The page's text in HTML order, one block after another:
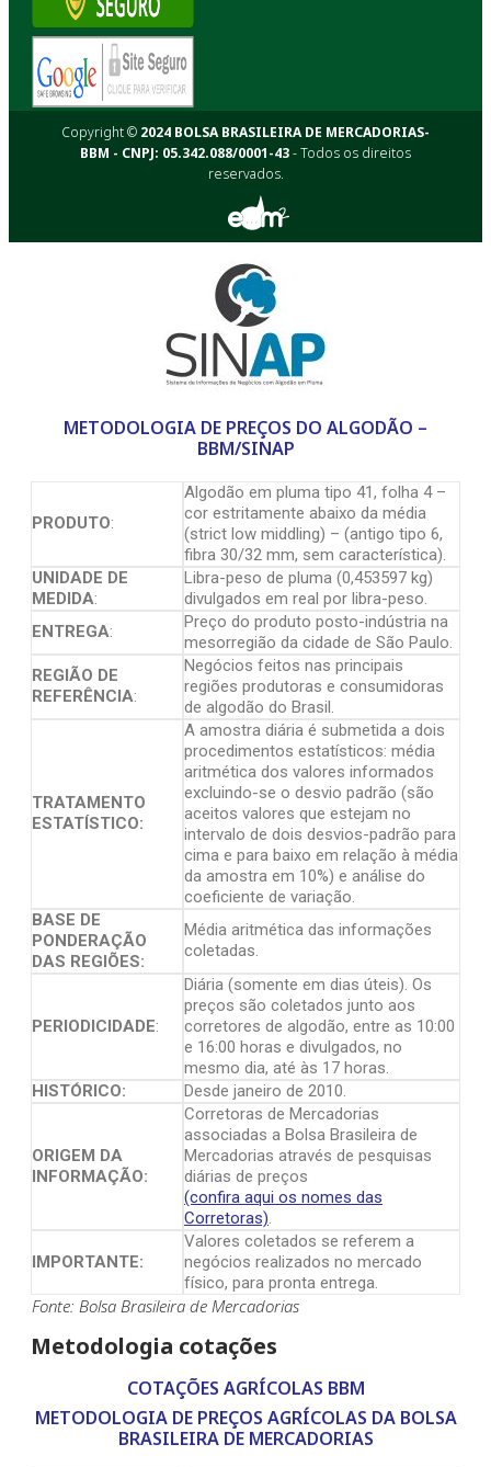
Copyright © 2024 BOLSA BRASILEIRA DE MERCADORIAS-
BBM - CNPJ: 05.342.088/0001-43- Todos os direitos
reservados.
METODOLOGIA DE PREÇOS DO ALGODÃO –
BBM/SINAP
PRODUTO:
Algodão em pluma tipo 41, folha 4 –
cor estritamente abaixo da média
(strict low middling) – (antigo tipo 6,
fibra 30/32 mm, sem característica).
UNIDADE DE
MEDIDA:
Libra-peso de pluma (0,453597 kg)
divulgados em real por libra-peso.
ENTREGA:
Preço do produto posto-indústria na
mesorregião da cidade de São Paulo.
REGIÃO DE
REFERÊNCIA:
Negócios feitos nas principais
regiões produtoras e consumidoras
de algodão do Brasil.
TRATAMENTO
ESTATÍSTICO:
A amostra diária é submetida a dois
procedimentos estatísticos: média
aritmética dos valores informados
excluindo-se o desvio padrão (são
aceitos valores que estejam no
intervalo de dois desvios-padrão para
cima e para baixo em relação à média
da amostra em 10%) e análise do
coeficiente de variação.
BASE DE
PONDERAÇÃO
DAS REGIÕES:
Média aritmética das informações
coletadas.
PERIODICIDADE:
Diária (somente em dias úteis). Os
preços são coletados junto aos
corretores de algodão, entre as 10:00
e 16:00 horas e divulgados, no
mesmo dia, até às 17 horas.
HISTÓRICO:
Desde janeiro de 2010.
ORIGEM DA
INFORMAÇÃO:
Corretoras de Mercadorias
associadas a Bolsa Brasileira de
Mercadorias através de pesquisas
diárias de preços
(confira aqui os nomes das
Corretoras).
IMPORTANTE:
Valores coletados se referem a
negócios realizados no mercado
físico, para pronta entrega.
Fonte: Bolsa Brasileira de Mercadorias
Metodologia cotações
COTAÇÕES AGRÍCOLAS BBM
METODOLOGIA DE PREÇOS AGRÍCOLAS DA BOLSA
BRASILEIRA DE MERCADORIAS